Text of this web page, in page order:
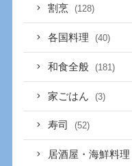
割烹 (128)
各国料理 (40)
和食全般 (181)
家ごはん (3)
寿司 (52)
居酒屋・海鮮料理